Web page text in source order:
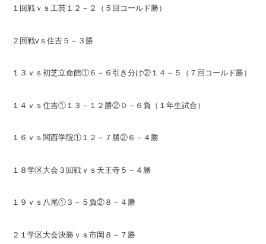
１回戦ｖｓ工芸１２－２（５回コールド勝）
２回戦vｓ住吉５－３勝
１３ｖｓ初芝立命館①６－６引き分け②１４－５（７回コールド勝）
１４ｖｓ住吉①１３－１２勝②０－６負（１年生試合）
１６ｖｓ関西学院①１２－７勝②６－４勝
１８学区大会３回戦ｖｓ天王寺５－４勝
１９ｖｓ八尾①３－５負②８－４勝
２１学区大会決勝ｖｓ市岡８－７勝